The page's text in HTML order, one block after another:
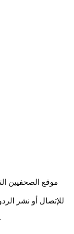
موقع الصحفيين